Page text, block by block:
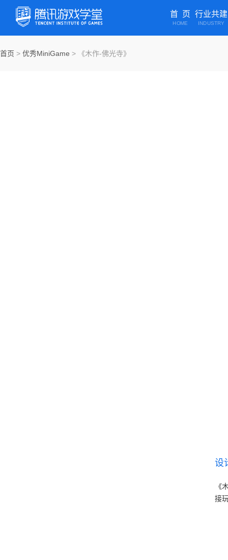
首 页
HOME
行业共建
INDUSTRY
首页 > 优秀MiniGame > 《木作-佛光寺》
设
《
接